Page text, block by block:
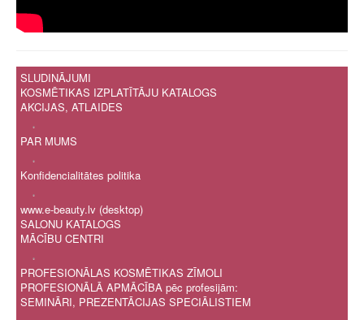
SLUDINĀJUMI
KOSMĒTIKAS IZPLATĪTĀJU KATALOGS
AKCIJAS, ATLAIDES
.
PAR MUMS
.
Konfidencialitātes politika
.
www.e-beauty.lv (desktop)
SALONU KATALOGS
MĀCĪBU CENTRI
.
PROFESIONĀLAS KOSMĒTIKAS ZĪMOLI
PROFESIONĀLĀ APMĀCĪBA pēc profesijām:
SEMINĀRI, PREZENTĀCIJAS SPECIĀLISTIEM